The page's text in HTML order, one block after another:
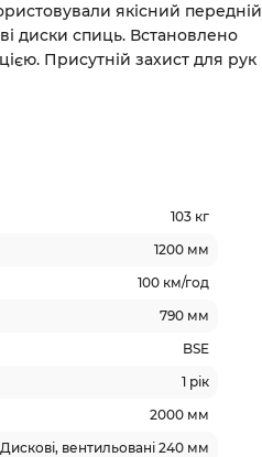
якісний передній
диски спиць. Встановлено
Присутній захист для рук
103 кг
1200 мм
100 км/год
790 мм
BSE
1 рік
2000 мм
Дискові, вентильовані 240 мм